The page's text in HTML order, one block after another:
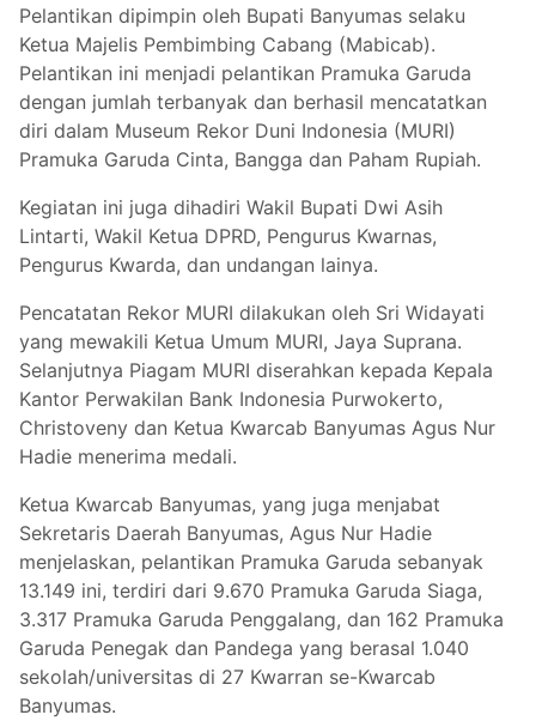
Pelantikan dipimpin oleh Bupati Banyumas selaku
Ketua Majelis Pembimbing Cabang (Mabicab).
Pelantikan ini menjadi pelantikan Pramuka Garuda
dengan jumlah terbanyak dan berhasil mencatatkan
diri dalam Museum Rekor Duni Indonesia (MURI)
Pramuka Garuda Cinta, Bangga dan Paham Rupiah.
Kegiatan ini juga dihadiri Wakil Bupati Dwi Asih
Lintarti, Wakil Ketua DPRD, Pengurus Kwarnas,
Pengurus Kwarda, dan undangan lainya.
Pencatatan Rekor MURI dilakukan oleh Sri Widayati
yang mewakili Ketua Umum MURI, Jaya Suprana.
Selanjutnya Piagam MURI diserahkan kepada Kepala
Kantor Perwakilan Bank Indonesia Purwokerto,
Christoveny dan Ketua Kwarcab Banyumas Agus Nur
Hadie menerima medali.
Ketua Kwarcab Banyumas, yang juga menjabat
Sekretaris Daerah Banyumas, Agus Nur Hadie
menjelaskan, pelantikan Pramuka Garuda sebanyak
13.149 ini, terdiri dari 9.670 Pramuka Garuda Siaga,
3.317 Pramuka Garuda Penggalang, dan 162 Pramuka
Garuda Penegak dan Pandega yang berasal 1.040
sekolah/universitas di 27 Kwarran se-Kwarcab
Banyumas.